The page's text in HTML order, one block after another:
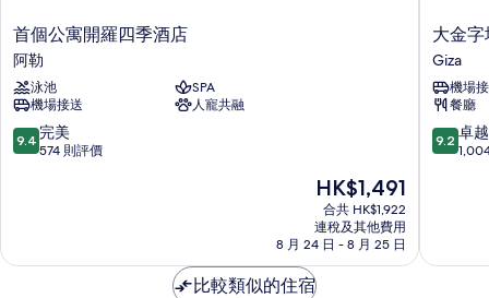
相
片
首
個
公
寓
開
羅
四
首個公寓開羅四季酒店
阿勒
泳池
SPA
機場接送
人寵共融
9.4
分
完
9.4 完美
574 則評價
現
售
HK$1,491
HK$1,491
合共 HK$1,922
連稅及其他費用
8 月 24 日 - 8 月 25 日
大
金
字
塔
旅
館
Giza
大金
Giza
機場
餐廳
9.2
分
卓
9.2 卓越
比較類似的住宿